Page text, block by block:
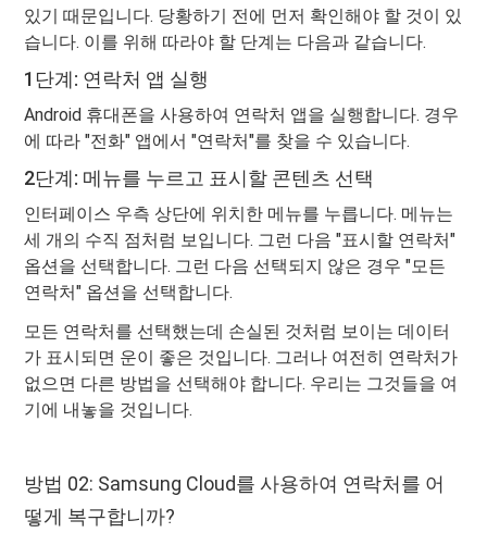
있기 때문입니다. 당황하기 전에 먼저 확인해야 할 것이 있
습니다. 이를 위해 따라야 할 단계는 다음과 같습니다.
1단계: 연락처 앱 실행
Android 휴대폰을 사용하여 연락처 앱을 실행합니다. 경우
에 따라 "전화" 앱에서 "연락처"를 찾을 수 있습니다.
2단계: 메뉴를 누르고 표시할 콘텐츠 선택
인터페이스 우측 상단에 위치한 메뉴를 누릅니다. 메뉴는
세 개의 수직 점처럼 보입니다. 그런 다음 "표시할 연락처"
옵션을 선택합니다. 그런 다음 선택되지 않은 경우 "모든
연락처" 옵션을 선택합니다.
모든 연락처를 선택했는데 손실된 것처럼 보이는 데이터
가 표시되면 운이 좋은 것입니다. 그러나 여전히 연락처가
없으면 다른 방법을 선택해야 합니다. 우리는 그것들을 여
기에 내놓을 것입니다.
방법 02: Samsung Cloud를 사용하여 연락처를 어
떻게 복구합니까?